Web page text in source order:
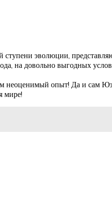
эволюции,
на довольно выгодных
опыт! Да и сам
мире!